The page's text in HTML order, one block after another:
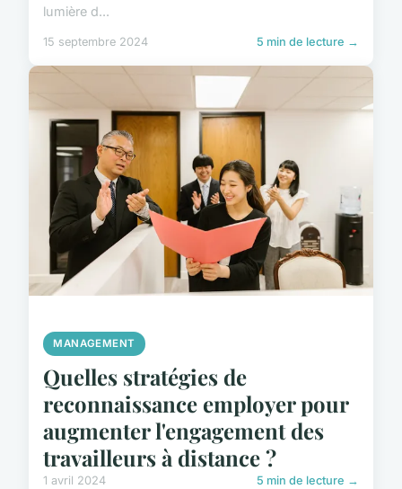
lumière d...
15 septembre 2024 5 min de lecture →
MANAGEMENT
Quelles stratégies de
reconnaissance employer pour
augmenter l'engagement des
travailleurs à distance ?
1 avril 2024 5 min de lecture →